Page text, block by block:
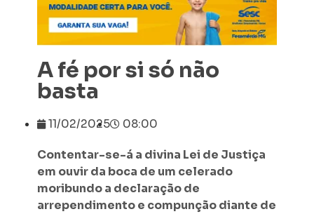
A fé por si só não
basta
11/02/2025 08:00
Contentar-se-á a divina Lei de Justiça
em ouvir da boca de um celerado
moribundo a declaração de
arrependimento e compunção diante de